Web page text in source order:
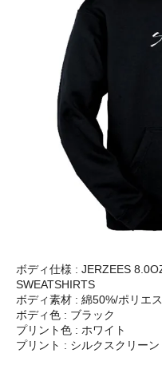
ボディ仕様 : JERZEES
SWEATSHIRTS
ボディ素材 : 綿50%/ポリエ
ボディ色 : ブラック
プリント色 : ホワイト
プリント : シルクスクリーン